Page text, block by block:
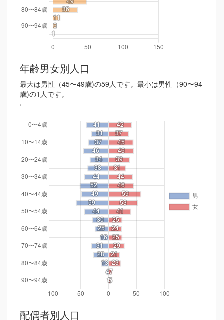
年齢男女別人口
最大は男性（45〜49歳)の59人です。最小は男性（90〜94
歳)の1人です。
配偶者別人口